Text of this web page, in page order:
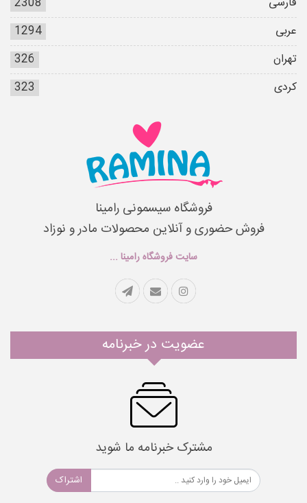
عربی
1294
تهران
326
کردی
323
فروشگاه سیسمونی رامینا
فروش حضوری و آنلاین محصولات مادر و نوزاد
سایت فروشگاه رامینا ...
عضویت در خبرنامه
مشترک خبرنامه ما شوید
اشتراک